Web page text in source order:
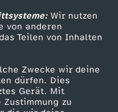
Wir nutzen
von anderen
Teilen von Inhalten
Zwecke wir deine
dürfen. Dies
Gerät. Mit
zu